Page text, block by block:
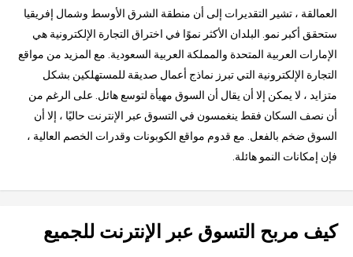
العمالقة ، تشير التقديرات إلى أن منطقة الشرق الأوسط وشمال إفريقيا
ستحقق أكبر نمو. البلدان الأكثر نموًا في اختراق التجارة الإلكترونية هي
الإمارات العربية المتحدة والمملكة العربية السعودية. مع المزيد من مواقع
التجارة الإلكترونية التي تبرز نماذج أعمال صديقة للمستهلكين بشكل
متزايد ، لا يمكن إلا أن يقال أن السوق مهيأة لتوسع هائل. على الرغم من
أن نصف السكان فقط ينغمسون في التسوق عبر الإنترنت حاليًا ، إلا أن
السوق ضخم بالفعل. مع قدوم مواقع الكوبونات وقدرات الخصم العالية ،
فإن إمكانات النمو هائلة.
كيف مربح التسوق عبر الإنترنت للجميع